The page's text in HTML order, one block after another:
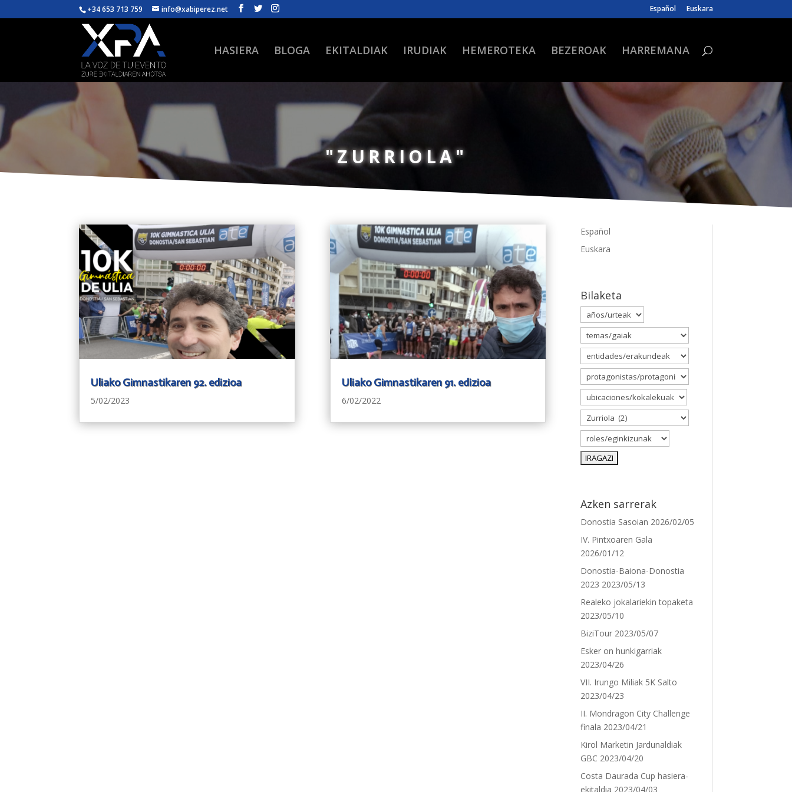
+34 653 713 759 info@xabiperez.net Español Euskara
HASIERA BLOGA EKITALDIAK IRUDIAK HEMEROTEKA BEZEROAK HARREMANA
"ZURRIOLA"
Uliako Gimnastikaren 92. edizioa
5/02/2023
Uliako Gimnastikaren 91. edizioa
6/02/2022
Español
Euskara
Bilaketa
Azken sarrerak
Donostia Sasoian 2026/02/05
IV. Pintxoaren Gala
2026/01/12
Donostia-Baiona-Donostia
2023 2023/05/13
Realeko jokalariekin topaketa
2023/05/10
BiziTour 2023/05/07
Esker on hunkigarriak
2023/04/26
VII. Irungo Miliak 5K Salto
2023/04/23
II. Mondragon City Challenge
finala 2023/04/21
Kirol Marketin Jardunaldiak
GBC 2023/04/20
Costa Daurada Cup hasiera-
ekitaldia 2023/04/03